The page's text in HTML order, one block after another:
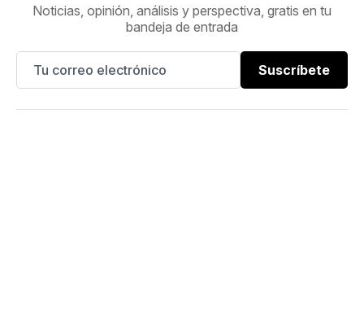
Noticias, opinión, análisis y perspectiva, gratis en tu
bandeja de entrada
Suscríbete